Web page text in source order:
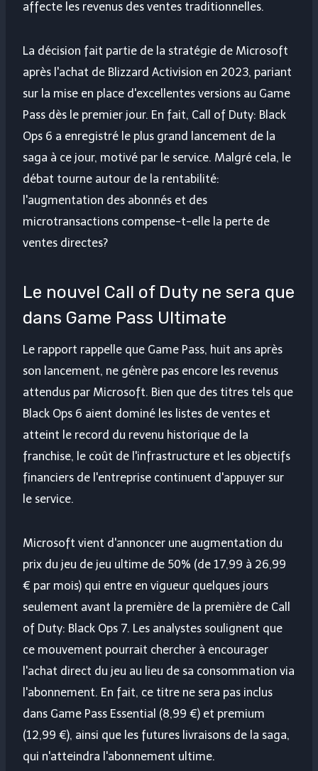
affecte les revenus des ventes traditionnelles.
La décision fait partie de la stratégie de Microsoft
après l'achat de Blizzard Activision en 2023, pariant
sur la mise en place d'excellentes versions au Game
Pass dès le premier jour. En fait, Call of Duty: Black
Ops 6 a enregistré le plus grand lancement de la
saga à ce jour, motivé par le service. Malgré cela, le
débat tourne autour de la rentabilité:
l'augmentation des abonnés et des
microtransactions compense-t-elle la perte de
ventes directes?
Le nouvel Call of Duty ne sera que
dans Game Pass Ultimate
Le rapport rappelle que Game Pass, huit ans après
son lancement, ne génère pas encore les revenus
attendus par Microsoft. Bien que des titres tels que
Black Ops 6 aient dominé les listes de ventes et
atteint le record du revenu historique de la
franchise, le coût de l'infrastructure et les objectifs
financiers de l'entreprise continuent d'appuyer sur
le service.
Microsoft vient d'annoncer une augmentation du
prix du jeu de jeu ultime de 50% (de 17,99 à 26,99
€ par mois) qui entre en vigueur quelques jours
seulement avant la première de la première de Call
of Duty: Black Ops 7. Les analystes soulignent que
ce mouvement pourrait chercher à encourager
l'achat direct du jeu au lieu de sa consommation via
l'abonnement. En fait, ce titre ne sera pas inclus
dans Game Pass Essential (8,99 €) et premium
(12,99 €), ainsi que les futures livraisons de la saga,
qui n'atteindra l'abonnement ultime.